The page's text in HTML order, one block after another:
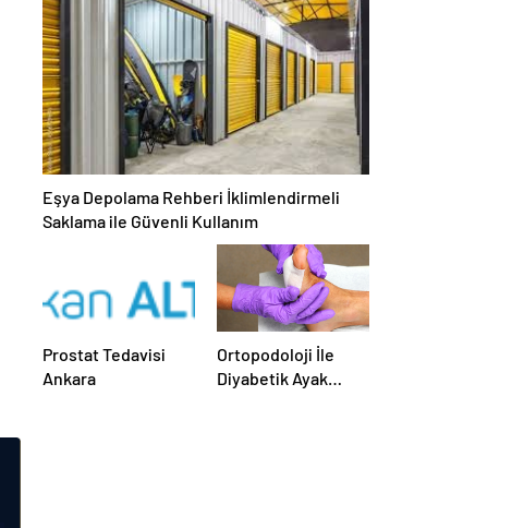
Karar Duruşmasına
Çevrildi
Yönetin
Eşya Depolama Rehberi İklimlendirmeli
Saklama ile Güvenli Kullanım
Prostat Tedavisi
Ankara
Ortopodoloji İle
Diyabetik Ayak